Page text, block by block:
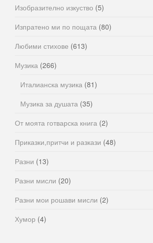
Изобразително изкуство (5)
Изпратено ми по пощата (80)
Любими стихове (613)
Музика (266)
Италианска музика (81)
Музика за душата (35)
От моята готварска книга (2)
Приказки,притчи и разкази (48)
Разни (13)
Разни мисли (20)
Разни мои рошави мисли (2)
Хумор (4)